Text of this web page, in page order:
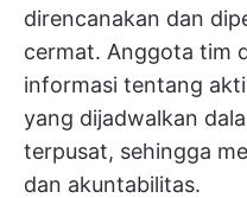
direncanakan dan
cermat. Anggota tim
informasi tentang
yang dijadwalkan
terpusat, sehingga
dan akuntabilitas.